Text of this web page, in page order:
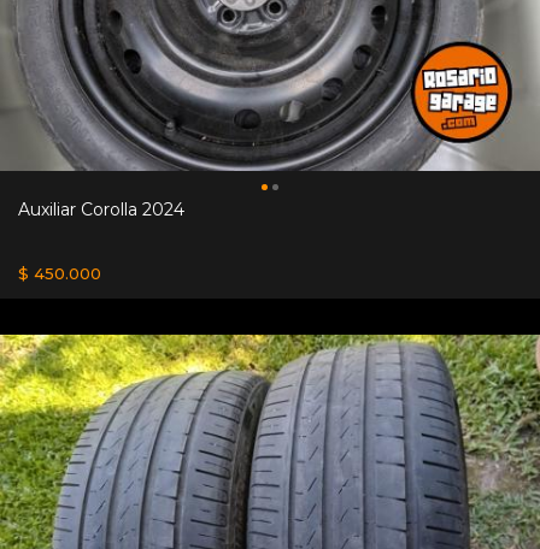
Auxiliar Corolla 2024
$ 450.000